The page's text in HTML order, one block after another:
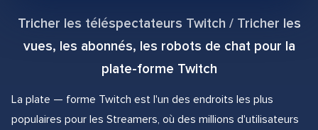
Tricher les téléspectateurs Twitch / Tricher les
vues, les abonnés, les robots de chat pour la
plate-forme Twitch
La plate — forme Twitch est l'un des endroits les plus
populaires pour les Streamers, où des millions d'utilisateurs